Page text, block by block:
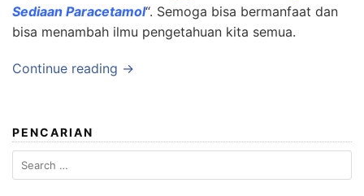
Sediaan Paracetamol“. Semoga bisa bermanfaat dan
bisa menambah ilmu pengetahuan kita semua.
Continue reading →
PENCARIAN
Search
for: